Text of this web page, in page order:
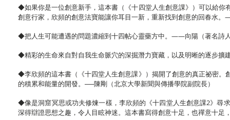
◆如果你是一位創意新手，這本書（《十四堂人生創意課》）可以給
創意行家，欣頻的創意法寶能讓你耳目一新，重新找到創意的回春水
◆把人生可能遭遇的問題濃縮到十四帖心靈藥方中。——向陽（著名詩
◆精彩的生命來自對自我生命脈穴的深掘潛力寶藏，以及明晰的逐步
◆李欣頻的這本書（《十四堂人生創意課》）揭開了創意的真正祕密
的積累和能量的開發。──陳剛（北京大學新聞與傳播學院副院長）
◆像是洞窟冥思或功夫修煉一樣，李欣頻的《十四堂人生創意課2》尋
深得辯證思想之趣，令人目眩神迷。這本書寫得創意十足，也禪意十